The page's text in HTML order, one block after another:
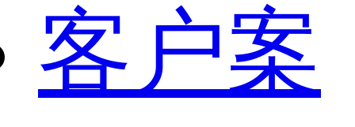
客户案